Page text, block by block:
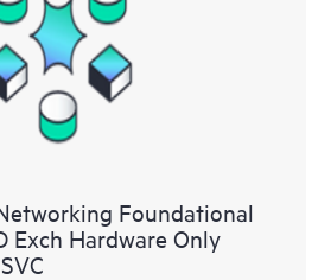
Foundational
Exch Hardware Only